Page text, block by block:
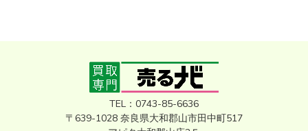
TEL：0743-85-6636
〒639-1028 奈良県大和郡山市田中町517